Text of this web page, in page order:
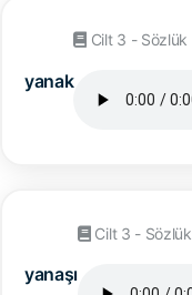
yanak
Cilt 3 - Sözlük
yanaşı
Cilt 3 - Sözlük